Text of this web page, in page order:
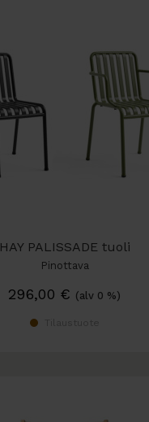
HAY PALISSADE tuoli
Pinottava
296,00 € (alv 0 %)